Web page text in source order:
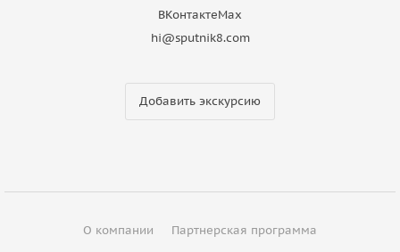
ВКонтактеMax
hi@sputnik8.com
Добавить экскурсию
О компании
Партнерская программа